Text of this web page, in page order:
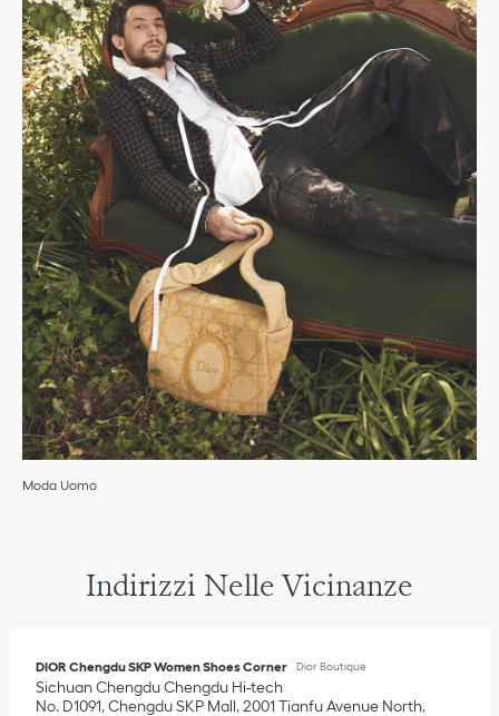
Moda Uomo
Indirizzi Nelle Vicinanze
DIOR Chengdu SKP Women Shoes Corner Dior Boutique
SichuanChengduChengdu Hi-tech
No. D1091, Chengdu SKP Mall, 2001 Tianfu Avenue North